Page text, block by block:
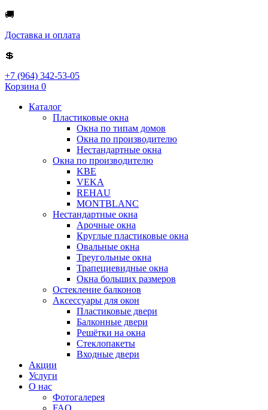
🚚
Доставка и оплата
💲
+7 (964) 342-53-05
Корзина 0
Каталог
Пластиковые окна
Окна по типам домов
Окна по производителю
Нестандартные окна
Окна по производителю
KBE
VEKA
REHAU
MONTBLANC
Нестандартные окна
Арочные окна
Круглые пластиковые окна
Овальные окна
Треугольные окна
Трапециевидные окна
Окна больших размеров
Остекление балконов
Аксессуары для окон
Пластиковые двери
Балконные двери
Решётки на окна
Стеклопакеты
Входные двери
Акции
Услуги
О нас
Фотогалерея
FAQ